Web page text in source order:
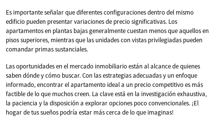
Es importante señalar que diferentes configuraciones dentro del mismo
edificio pueden presentar variaciones de precio significativas. Los
apartamentos en plantas bajas generalmente cuestan menos que aquellos en
pisos superiores, mientras que las unidades con vistas privilegiadas pueden
comandar primas sustanciales.
Las oportunidades en el mercado inmobiliario están al alcance de quienes
saben dónde y cómo buscar. Con las estrategias adecuadas y un enfoque
informado, encontrar el apartamento ideal a un precio competitivo es más
factible de lo que muchos creen. La clave está en la investigación exhaustiva,
la paciencia y la disposición a explorar opciones poco convencionales. ¡El
hogar de tus sueños podría estar más cerca de lo que imaginas!